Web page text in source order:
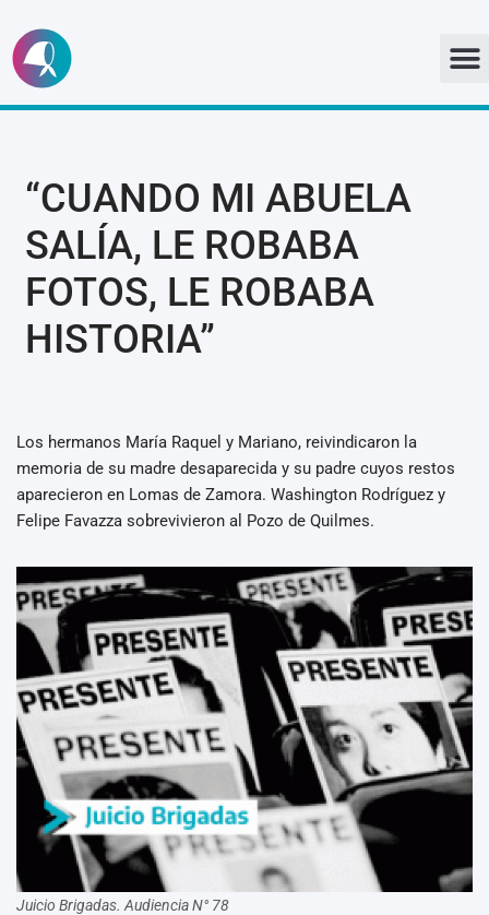
Ir
al
“CUANDO MI ABUELA
SALÍA, LE ROBABA
FOTOS, LE ROBABA
HISTORIA”
Los hermanos María Raquel y Mariano, reivindicaron la
memoria de su madre desaparecida y su padre cuyos restos
aparecieron en Lomas de Zamora. Washington Rodríguez y
Felipe Favazza sobrevivieron al Pozo de Quilmes.
Juicio Brigadas. Audiencia N° 78